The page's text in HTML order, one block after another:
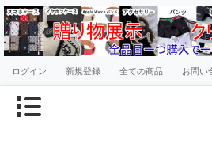
ログイン 新規登録 全ての商品 お問い